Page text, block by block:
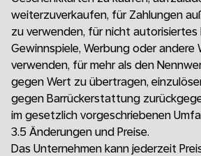
weiterzuverkaufen, für Zahlungen
zu verwenden, für nicht autorisiertes
Gewinnspiele, Werbung oder andere
verwenden, für mehr als den
gegen Wert zu übertragen,
gegen Barrückerstattung
im gesetzlich vorgeschriebenen
3.5 Änderungen und Preise.
Das Unternehmen kann jederzeit